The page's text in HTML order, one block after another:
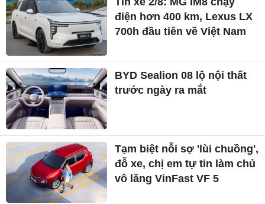
điện hơn 400 km, Lexus LX
700h đầu tiên về Việt Nam
BYD Sealion 08 lộ nội thất
trước ngày ra mắt
Tạm biệt nỗi sợ 'lùi chuồng',
đỗ xe, chị em tự tin làm chủ
vô lăng VinFast VF 5